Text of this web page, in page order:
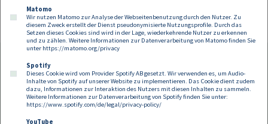
Footer
Kontakt Datenschutz
Impressum
Compliance
Cookies
Matomo
Wir nutzen Matomo zur Analyse der Webseitenbenutzung durch den Nutzer. Zu
diesem Zweck erstellt der Dienst pseudonymisierte Nutzungsprofile. Durch das
Setzen dieses Cookies sind wird in der Lage, wiederkehrende Nutzer zu erkennen
und zu zählen. Weitere Informationen zur Datenverarbeitung von Matomo finden Sie
unter https://matomo.org/privacy
Spotify
Dieses Cookie wird vom Provider Spotify AB gesetzt. Wir verwenden es, um Audio-
Inhalte von Spotify auf unserer Website zu implementieren. Das Cookie dient zudem
dazu, Informationen zur Interaktion des Nutzers mit diesen Inhalten zu sammeln.
Weitere Informationen zur Datenverarbeitung von Spotify finden Sie unter:
https://www.spotify.com/de/legal/privacy-policy/
YouTube